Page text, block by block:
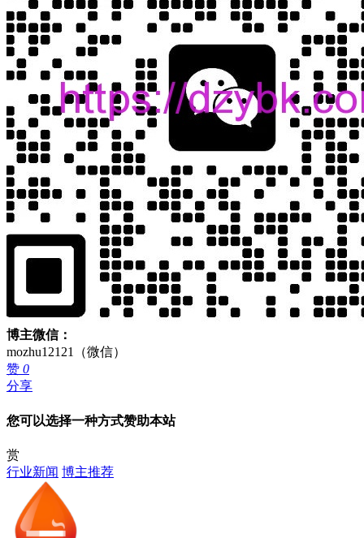
博主微信：
mozhu12121（微信）
赞 0
分享
您可以选择一种方式赞助本站
赏
行业新闻 博主推荐